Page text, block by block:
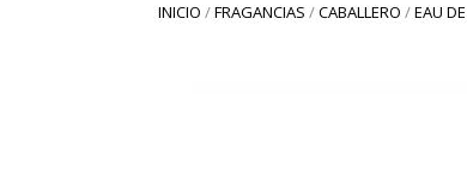
INICIO /FRAGANCIAS /CABALLERO /EAU